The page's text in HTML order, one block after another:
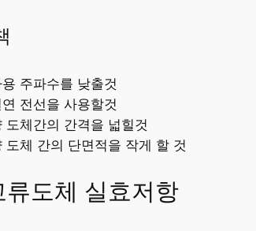
주파수를 낮출것
연 전선을 사용할것
도체간의 간격을 넓힐것
도체 간의 단면적을 작게 할 것
류도체 실효저항